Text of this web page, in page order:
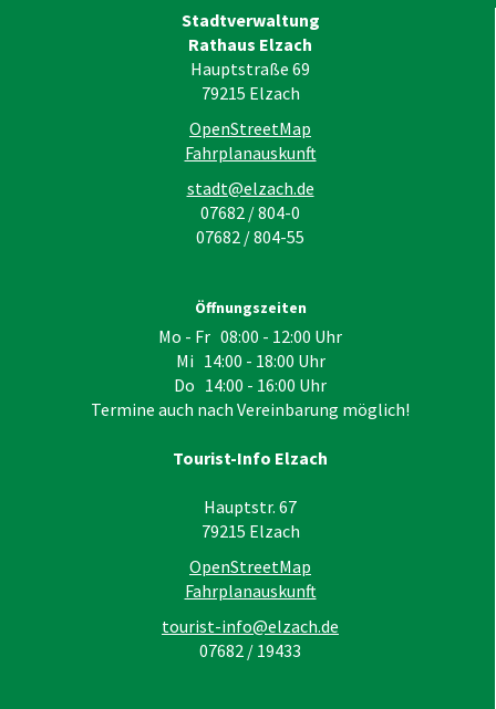
Stadtverwaltung
Rathaus Elzach
Hauptstraße 69
79215 Elzach
OpenStreetMap
Fahrplanauskunft
stadt@elzach.de
07682 / 804-0
07682 / 804-55
Öffnungszeiten
Mo - Fr 08:00 - 12:00 Uhr
Mi 14:00 - 18:00 Uhr
Do 14:00 - 16:00 Uhr
Termine auch nach Vereinbarung möglich!
Tourist-Info Elzach
Hauptstr. 67
79215 Elzach
OpenStreetMap
Fahrplanauskunft
tourist-info@elzach.de
07682 / 19433